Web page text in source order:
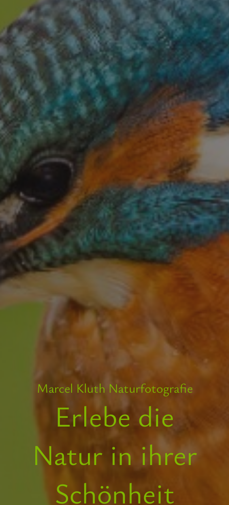
Marcel Kluth Naturfotografie
Erlebe die
Natur in ihrer
Schönheit